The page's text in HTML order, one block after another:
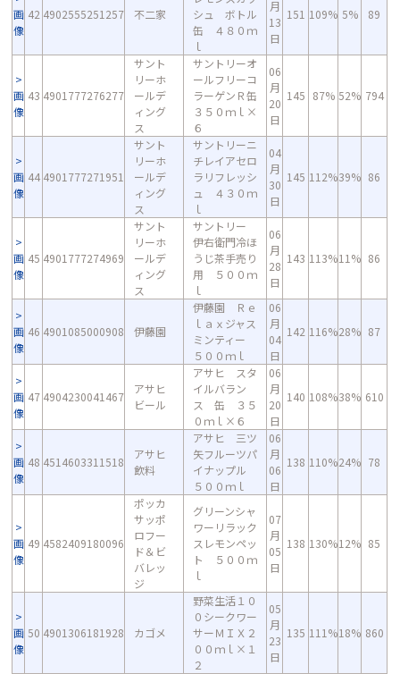
画
像
42 4902555251257 不二家
シュ ボトル
缶 ４８０ｍ
ｌ
月
13
日
151 109% 5% 89
画
像
43 4901777276277
サント
リーホ
ールデ
ィング
ス
サントリーオ
ールフリーコ
ラーゲンＲ缶
３５０ｍｌ×
６
06
月
20
日
145 87% 52% 794
画
像
44 4901777271951
サント
リーホ
ールデ
ィング
ス
サントリーニ
チレイアセロ
ラリフレッシ
ュ ４３０ｍ
ｌ
04
月
30
日
145 112%39% 86
画
像
45 4901777274969
サント
リーホ
ールデ
ィング
ス
サントリー
伊右衛門冷ほ
うじ茶手売り
用 ５００ｍ
ｌ
06
月
28
日
143 113%11% 86
画
像
46 4901085000908 伊藤園
伊藤園 Ｒｅ
ｌａｘジャス
ミンティー
５００ｍｌ
06
月
04
日
142 116%28% 87
画
像
47 4904230041467
アサヒ
ビール
アサヒ スタ
イルバラン
ス 缶 ３５
０ｍｌ×６
06
月
20
日
140 108%38% 610
画
像
48 4514603311518
アサヒ
飲料
アサヒ 三ツ
矢フルーツパ
イナップル
５００ｍｌ
06
月
06
日
138 110%24% 78
画
像
49 4582409180096
ポッカ
サッポ
ロフー
ド＆ビ
バレッ
ジ
グリーンシャ
ワーリラック
スレモンペッ
ト ５００ｍ
ｌ
07
月
05
日
138 130%12% 85
画
像
50 4901306181928 カゴメ
野菜生活１０
０シークワー
サーＭＩＸ２
００ｍｌ×１
２
05
月
23
日
135 111%18% 860